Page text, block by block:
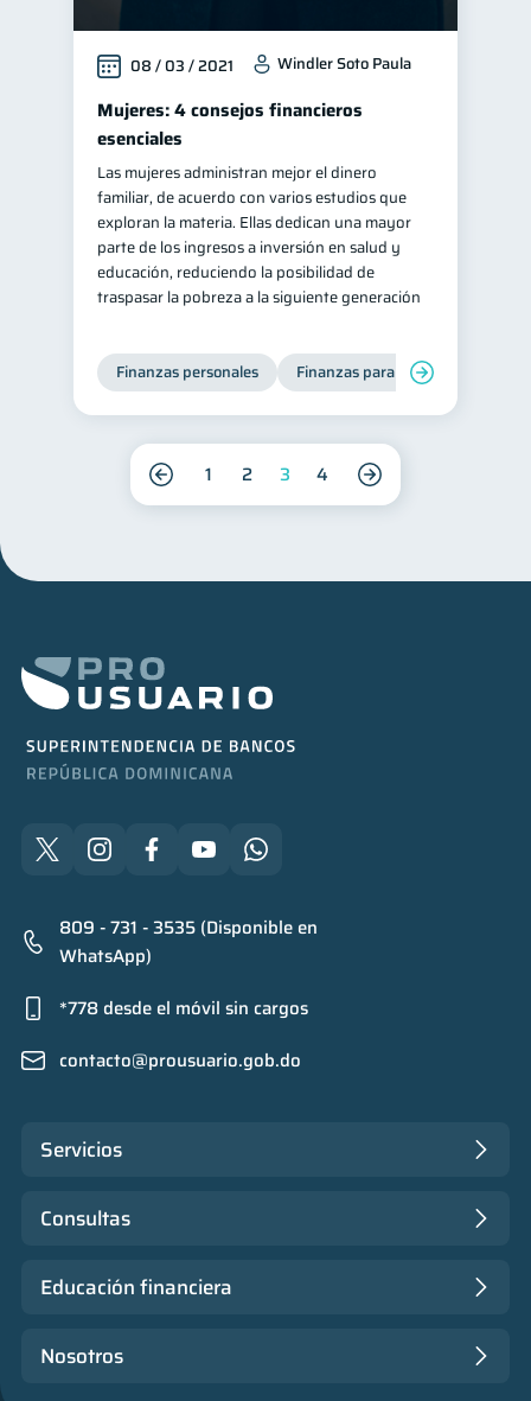
08 / 03 / 2021 Windler Soto Paula
Mujeres: 4 consejos financieros
esenciales
Las mujeres administran mejor el dinero
familiar, de acuerdo con varios estudios que
exploran la materia. Ellas dedican una mayor
parte de los ingresos a inversión en salud y
educación, reduciendo la posibilidad de
traspasar la pobreza a la siguiente generación
Finanzas personales Finanzas para mujeres
1 2 3 4
809 - 731 - 3535 (Disponible en
WhatsApp)
*778 desde el móvil sin cargos
contacto@prousuario.gob.do
Servicios
Consultas
Educación financiera
Nosotros